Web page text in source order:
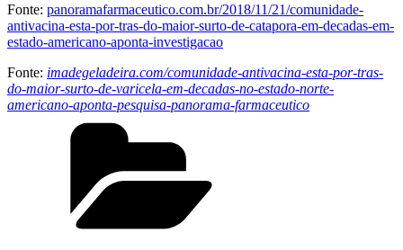
Fonte: panoramafarmaceutico.com.br/2018/11/21/comunidade-
antivacina-esta-por-tras-do-maior-surto-de-catapora-em-decadas-em-
estado-americano-aponta-investigacao
Fonte: imadegeladeira.com/comunidade-antivacina-esta-por-tras-
do-maior-surto-de-varicela-em-decadas-no-estado-norte-
americano-aponta-pesquisa-panorama-farmaceutico